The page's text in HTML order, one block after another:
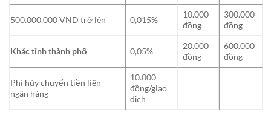
500.000.000 VND trở lên 0,015%
10.000
đồng
300.000
đồng
Khác tỉnh thành phố 0,05%
20.000
đồng
600.000
đồng
Phí hủy chuyển tiền liên
ngân hàng
10.000
đồng/giao
dịch